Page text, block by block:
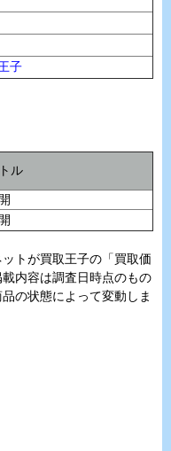
子
ル
トが買取王子の「買取価
内容は調査日時点のもの
の状態によって変動しま